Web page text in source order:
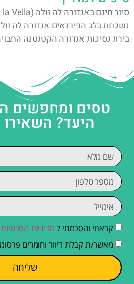
בירת נסיכות אנדורה הקטנטנה
טסים ומחפשים
היעד?
קראתי והסכמתי ל מדיניות הפרטיות
מאשר/ת קבלת דיוור וחומרים
שליחה